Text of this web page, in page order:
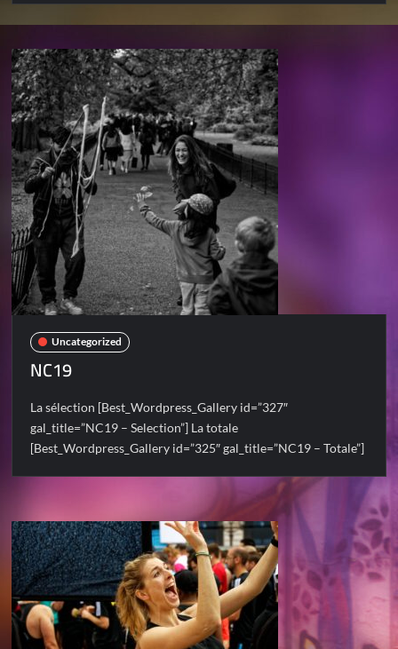
Uncategorized
NC19
La sélection [Best_Wordpress_Gallery id=”327″
gal_title=”NC19 – Selection”] La totale
[Best_Wordpress_Gallery id=”325″ gal_title=”NC19 – Totale”]